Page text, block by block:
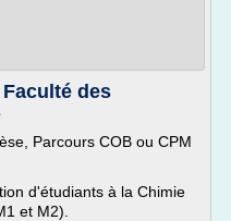
des
Parcours COB ou CPM
d'étudiants à la Chimie
et M2).